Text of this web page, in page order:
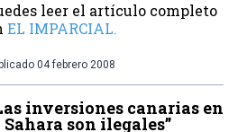
leer el artículo completo
EL IMPARCIAL.
04 febrero 2008
inversiones canarias en
Sahara son ilegales”